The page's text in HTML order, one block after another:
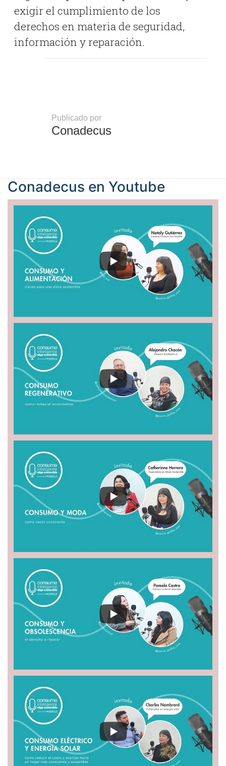
exigir el cumplimiento de los
derechos en materia de seguridad,
información y reparación.
Publicado por
Conadecus
Conadecus en Youtube